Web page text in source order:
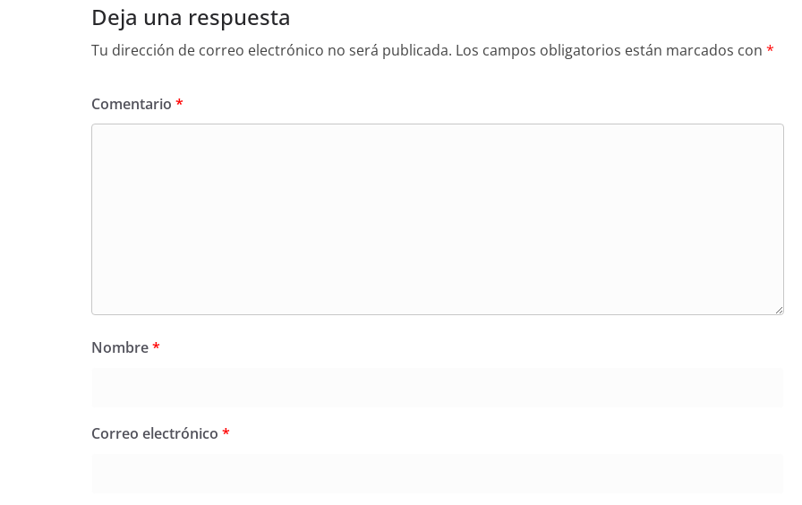
Deja una respuesta
Tu dirección de correo electrónico no será publicada. Los campos obligatorios están marcados con *
Comentario *
Nombre*
Correo electrónico *